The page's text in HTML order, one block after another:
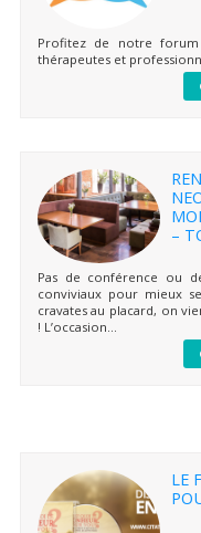
Profitez de notre
thérapeutes et
–
Pas de conférence ou
conviviaux pour mieux
cravates au placard, on
! L’occasion...
LE